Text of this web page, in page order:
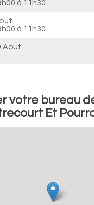
à 11h30
à 11h30
Aout
votre bureau
Et